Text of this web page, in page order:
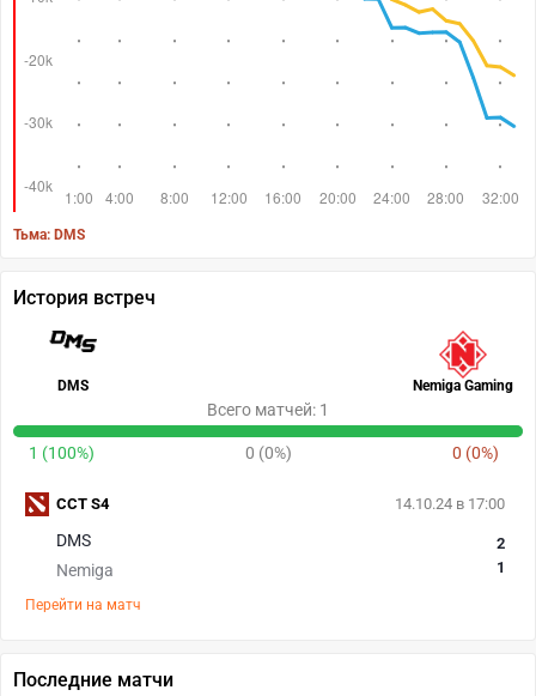
Тьма: DMS
История встреч
DMS Nemiga Gaming
Всего матчей: 1
1 (100%) 0 (0%) 0 (0%)
14.10.24 в 17:00
DMS
Nemiga
2
1
Перейти на матч
CCT S4
Последние матчи